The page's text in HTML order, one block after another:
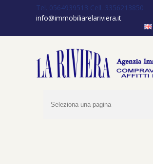
Tel. 0564939513 Cell. 3356213850
info@immobiliarelariviera.it